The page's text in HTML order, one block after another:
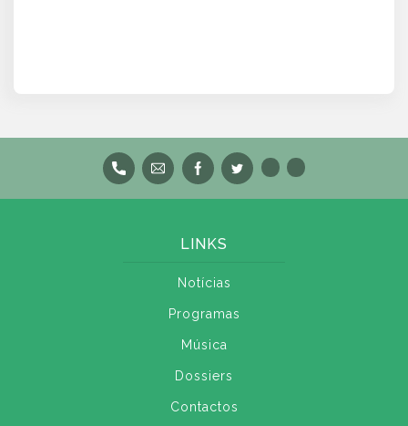
LINKS
Notícias
Programas
Música
Dossiers
Contactos